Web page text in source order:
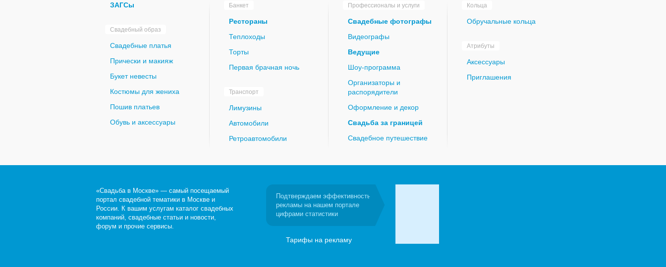
ЗАГСы
Свадебный образ
Свадебные платья
Прически и макияж
Букет невесты
Костюмы для жениха
Пошив платьев
Обувь и аксессуары
Банкет
Рестораны
Теплоходы
Торты
Первая брачная ночь
Транспорт
Лимузины
Автомобили
Ретроавтомобили
Профессионалы и услуги
Свадебные фотографы
Видеографы
Ведущие
Шоу-программа
Организаторы и
распорядители
Оформление и декор
Свадьба за границей
Свадебное путешествие
Кольца
Обручальные кольца
Атрибуты
Аксессуары
Приглашения
«Свадьба в Москве» — самый посещаемый
портал свадебной тематики в Москве и
России. К вашим услугам каталог свадебных
компаний, свадебные статьи и новости,
форум и прочие сервисы.
Подтверждаем эффективность
рекламы на нашем портале
цифрами статистики
Тарифы на рекламу